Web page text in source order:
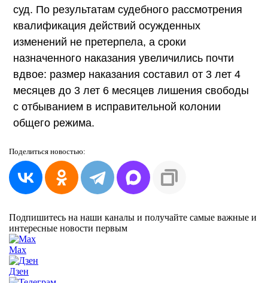
суд. По результатам судебного рассмотрения
квалификация действий осужденных
изменений не претерпела, а сроки
назначенного наказания увеличились почти
вдвое: размер наказания составил от 3 лет 4
месяцев до 3 лет 6 месяцев лишения свободы
с отбыванием в исправительной колонии
общего режима.
Поделиться новостью:
Подпишитесь на наши каналы и получайте самые важные и
интересные новости первым
Max
Дзен